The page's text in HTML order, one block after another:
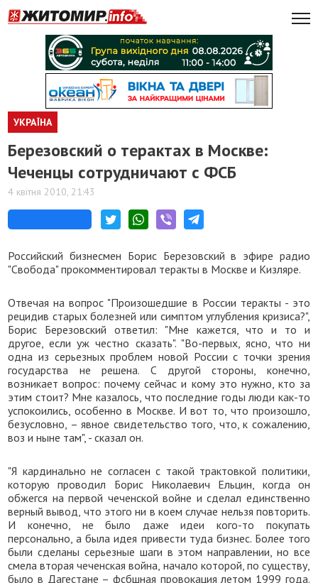
УКРАЇНА
Березовский о терактах в Москве:
Чеченцы сотрудничают с ФСБ
4 квітня 2010, 21:43
Российский бизнесмен Борис Березовский в эфире радио
"Свобода" прокомментировал теракты в Москве и Кизляре.
Отвечая на вопрос "Произошедшие в России теракты - это
рецидив старых болезней или симптом углубления кризиса?",
Борис Березовский ответил: "Мне кажется, что и то и
другое, если уж честно сказать". "Во-первых, ясно, что ни
одна из серьезных проблем новой России с точки зрения
государства не решена. С другой стороны, конечно,
возникает вопрос: почему сейчас и кому это нужно, кто за
этим стоит? Мне казалось, что последние годы люди как-то
успокоились, особенно в Москве. И вот то, что произошло,
безусловно, – явное свидетельство того, что, к сожалению,
воз и ныне там", - сказал он.
"Я кардинально не согласен с такой трактовкой политики,
которую проводил Борис Николаевич Ельцин, когда он
обжегся на первой чеченской войне и сделал единственно
верный вывод, что этого ни в коем случае нельзя повторить.
И конечно, не было даже идеи кого-то покупать
персонально, а была идея привести туда бизнес. Более того
были сделаны серьезные шаги в этом направлении, но все
смела вторая чеченская война, начало которой, по существу,
было в Дагестане – фсбшная провокация летом 1999 года.